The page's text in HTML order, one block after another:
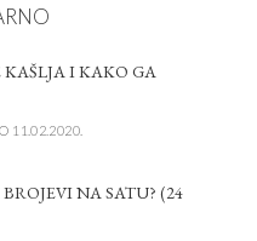
KAŠLJA I KAKO GA
11.02.2020.
NA SATU? (24